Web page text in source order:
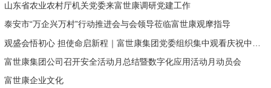
山东省农业农村厅机关党委来富世康调研党建工作
泰安市“万企兴万村”行动推进会与会领导莅临富世康观摩指导
富世康集团公司召开安全活动月总结暨数字化应用活动月动员会
富世康企业文化